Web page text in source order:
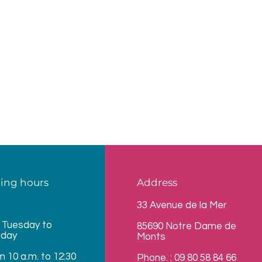
hours
Tuesday to
10 a.m. to 12:30
Address
33 Avenue de la Mer
85690 Notre Dame de
Monts
Phone. : 09 80 58 84 66